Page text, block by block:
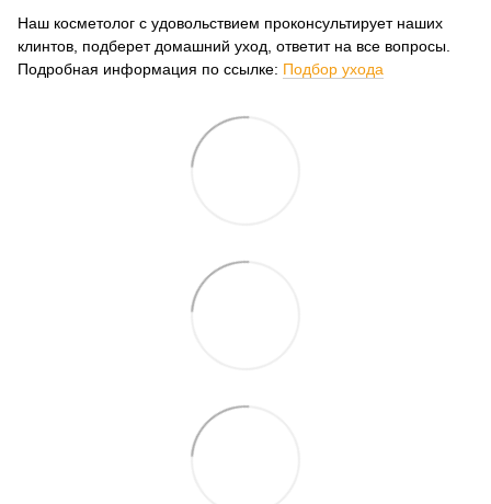
Наш косметолог с удовольствием проконсультирует наших
клинтов, подберет домашний уход, ответит на все вопросы.
Подробная информация по ссылке: Подбор ухода